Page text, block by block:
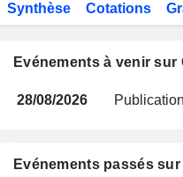
Synthèse Cotations
Evénements à venir sur
28/08/2026
Evénements passés